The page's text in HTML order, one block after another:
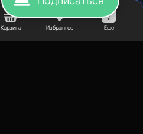
Корзина Избранное Еще